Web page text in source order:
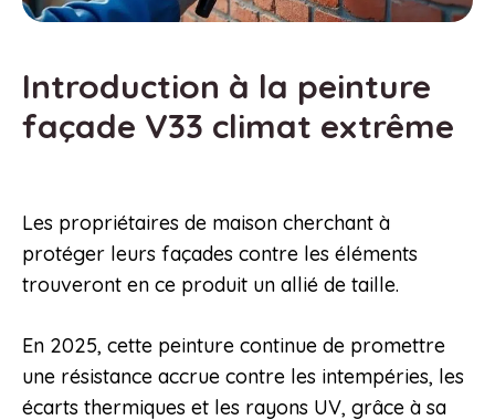
Introduction à la peinture
façade V33 climat extrême
Les propriétaires de maison cherchant à
protéger leurs façades contre les éléments
trouveront en ce produit un allié de taille.
En 2025, cette peinture continue de promettre
une résistance accrue contre les intempéries, les
écarts thermiques et les rayons UV, grâce à sa